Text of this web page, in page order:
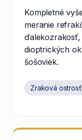
Kompletné
meranie
ďalekozrakosť,
dioptrických
šošoviek.
Zraková ostrosť